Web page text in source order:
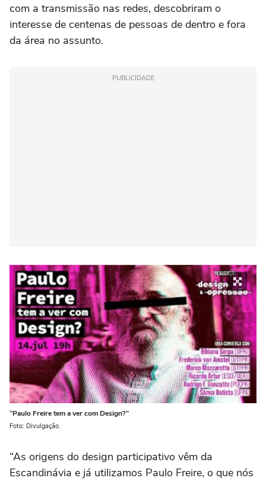
com a transmissão nas redes, descobriram o
interesse de centenas de pessoas de dentro e fora
da área no assunto.
PUBLICIDADE
“Paulo Freire tem a ver com Design?”
Foto: Divulgação.
“As origens do design participativo vêm da
Escandinávia e já utilizamos Paulo Freire, o que nós